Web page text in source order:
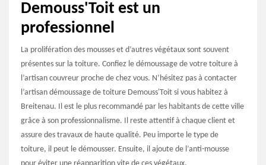
Demouss'Toit est un
professionnel
La prolifération des mousses et d’autres végétaux sont souvent
présentes sur la toiture. Confiez le démoussage de votre toiture à
l’artisan couvreur proche de chez vous. N’hésitez pas à contacter
l’artisan démoussage de toiture Demouss'Toit si vous habitez à
Breitenau. Il est le plus recommandé par les habitants de cette ville
grâce à son professionnalisme. Il reste attentif à chaque client et
assure des travaux de haute qualité. Peu importe le type de
toiture, il peut le démousser. Ensuite, il ajoute de l’anti-mousse